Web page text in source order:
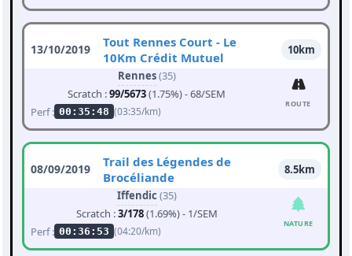
13/10/2019
Tout Rennes Court - Le
10Km Crédit Mutuel
10km
Rennes(35)
Scratch :99/5673(1.75%) - 68/SEM
Perf : 00:35:48 (03:35/km)
ROUTE
08/09/2019
Trail des Légendes de
Brocéliande
8.5km
Iffendic (35)
Scratch :3/178(1.69%) - 1/SEM
Perf : 00:36:53 (04:20/km)
NATURE